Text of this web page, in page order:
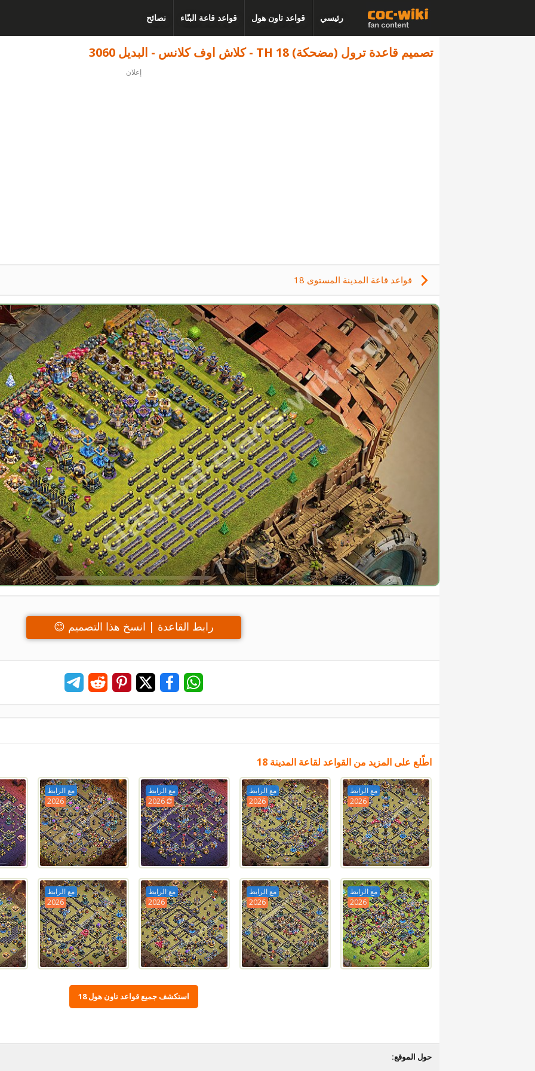
رئيسي قواعد تاون هول قواعد قاعة البنّاء نصائح
تصميم قاعدة ترول (مضحكة) TH 18 - كلاش اوف كلانس - البديل 3060
إعلان
قواعد قاعة المدينة المستوى 18
رابط القاعدة | انسخ هذا التصميم 😊
اطّلع على المزيد من القواعد لقاعة المدينة 18
مع الرابط
2026
مع الرابط
2026
مع الرابط
2026
مع الرابط
2026
مع الرابط
2026
مع الرابط
2026
مع الرابط
2026
مع الرابط
2026
استكشف جميع قواعد تاون هول 18
حول الموقع: